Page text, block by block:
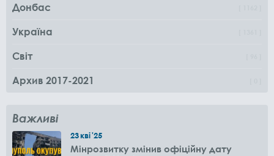
Донбас
Україна
Світ
Архив 2017-2021
Важливі
23кві'25
Мінрозвитку змінив офіційну дату